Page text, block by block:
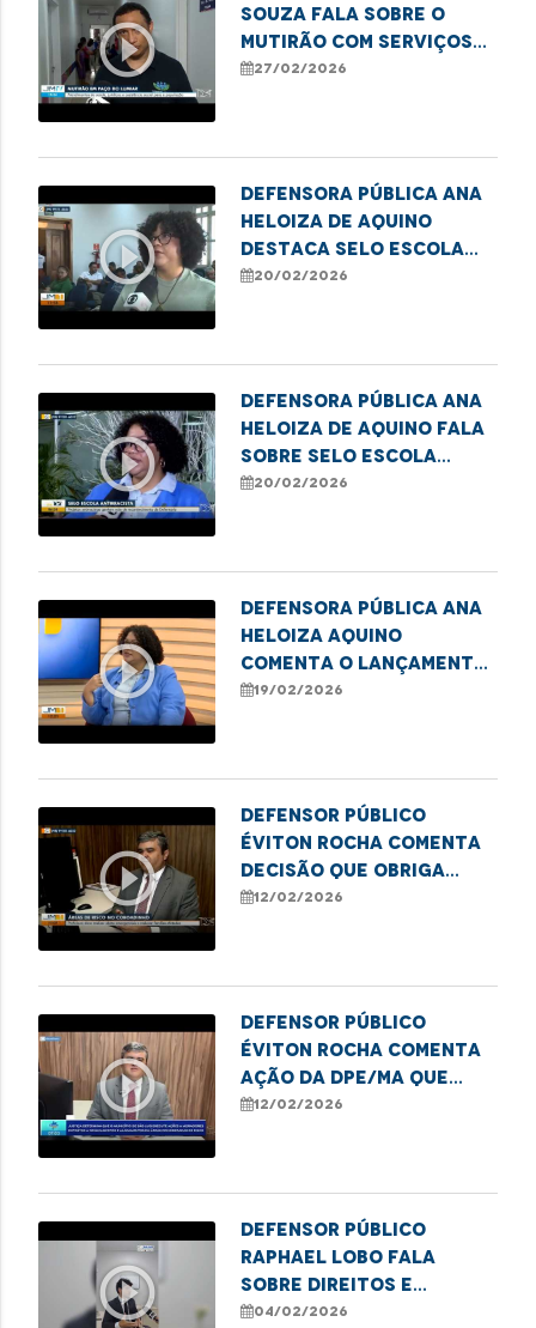
play_circle_outline
Souza fala sobre o
mutirão com serviços
para moradores em
Paço do Lumiar
27/02/2026
play_circle_outline
Defensora Pública Ana
Heloiza de Aquino
destaca Selo Escola
Antirracista em
20/02/2026
play_circle_outline
Defensora Pública Ana
Heloiza de Aquino fala
sobre Selo Escola
Antirracista em
20/02/2026
play_circle_outline
Defensora pública Ana
Heloiza Aquino
comenta o lançamento
do Selo Escola
19/02/2026
play_circle_outline
Defensor público
Éviton Rocha comenta
decisão que obriga
obras emergenciais no
12/02/2026
play_circle_outline
Defensor Público
Éviton Rocha comenta
ação da DPE/MA que
garante obras e
12/02/2026
play_circle_outline
Defensor Público
Raphael Lobo fala
sobre direitos e
deveres na pensão
04/02/2026